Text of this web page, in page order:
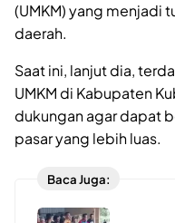
(UMKM) yang menjadi
daerah.
Saat ini, lanjut dia,
UMKM di Kabupaten
dukungan agar dapat
pasar yang lebih luas.
Baca Juga: